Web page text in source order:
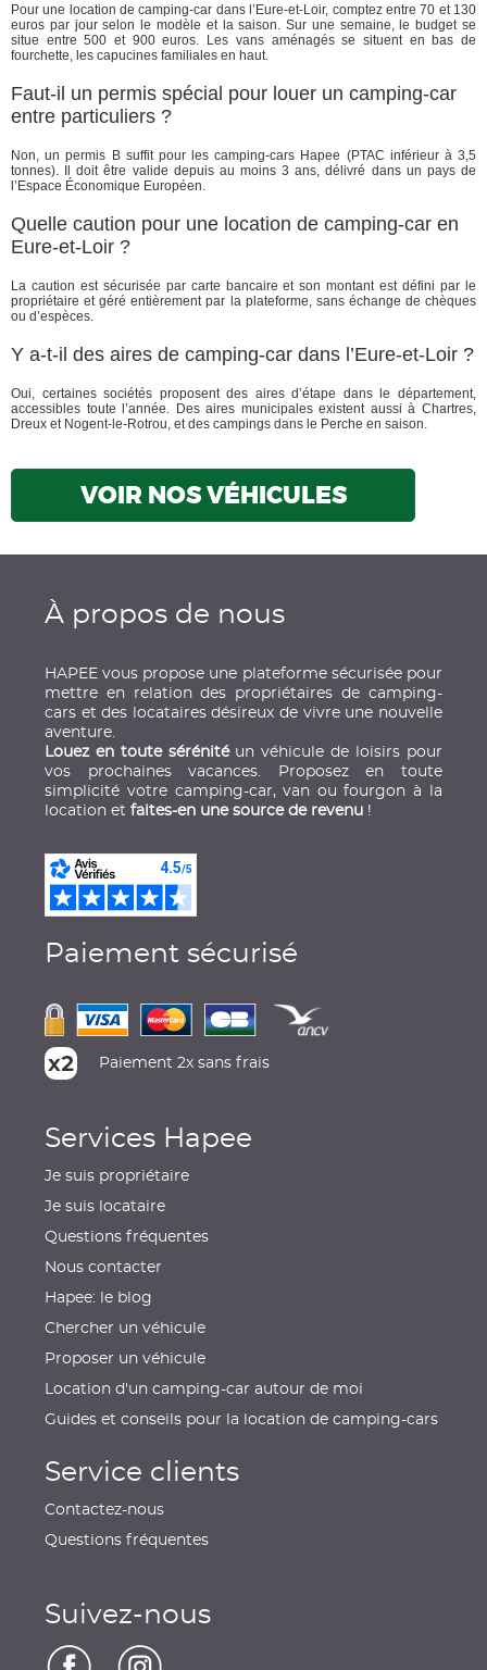
Pour une location de camping-car dans l’Eure-et-Loir, comptez entre 70 et 130
euros par jour selon le modèle et la saison. Sur une semaine, le budget se
situe entre 500 et 900 euros. Les vans aménagés se situent en bas de
fourchette, les capucines familiales en haut.
Faut-il un permis spécial pour louer un camping-car
entre particuliers ?
Non, un permis B suffit pour les camping-cars Hapee (PTAC inférieur à 3,5
tonnes). Il doit être valide depuis au moins 3 ans, délivré dans un pays de
l’Espace Économique Européen.
Quelle caution pour une location de camping-car en
Eure-et-Loir ?
La caution est sécurisée par carte bancaire et son montant est défini par le
propriétaire et géré entièrement par la plateforme, sans échange de chèques
ou d’espèces.
Y a-t-il des aires de camping-car dans l’Eure-et-Loir ?
Oui, certaines sociétés proposent des aires d’étape dans le département,
accessibles toute l’année. Des aires municipales existent aussi à Chartres,
Dreux et Nogent-le-Rotrou, et des campings dans le Perche en saison.
VOIR NOS VÉHICULES
À propos de nous
HAPEE vous propose une plateforme sécurisée pour
mettre en relation des propriétaires de camping-
cars et des locataires désireux de vivre une nouvelle
aventure.
Louez en toute sérénitéun véhicule de loisirs pour
vos prochaines vacances. Proposez en toute
simplicité votre camping-car, van ou fourgon à la
location etfaites-en une source de revenu !
Paiement sécurisé
Paiement 2x sans frais
Services Hapee
Je suis propriétaire
Je suis locataire
Questions fréquentes
Nous contacter
Hapee: le blog
Chercher un véhicule
Proposer un véhicule
Location d'un camping-car autour de moi
Guides et conseils pour la location de camping-cars
Service clients
Contactez-nous
Questions fréquentes
Suivez-nous